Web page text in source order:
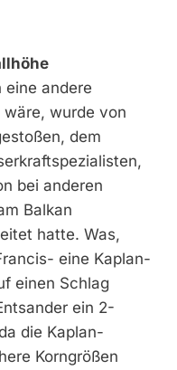
eine andere
wurde von
dem
bei anderen
Balkan
hatte. Was,
eine Kaplan-
einen Schlag
ein 2-
die Kaplan-
Korngrößen